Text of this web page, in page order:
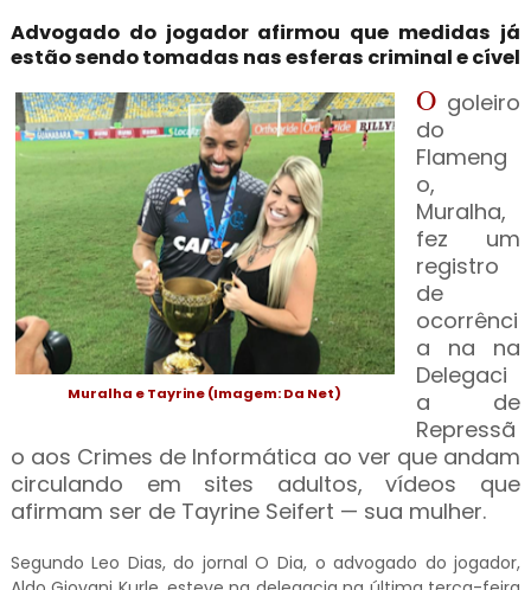
Advogado do jogador afirmou que medidas já
estão sendo tomadas nas esferas criminal e cível
Muralha e Tayrine (Imagem: Da Net)
Ogoleiro
do
Flameng
o,
Muralha,
fez um
registro
de
ocorrênci
a na na
Delegaci
a de
Repressã
o aos Crimes de Informática ao ver que andam
circulando em sites adultos, vídeos que
afirmam ser de Tayrine Seifert — sua mulher.
Segundo Leo Dias, do jornal O Dia, o advogado do jogador,